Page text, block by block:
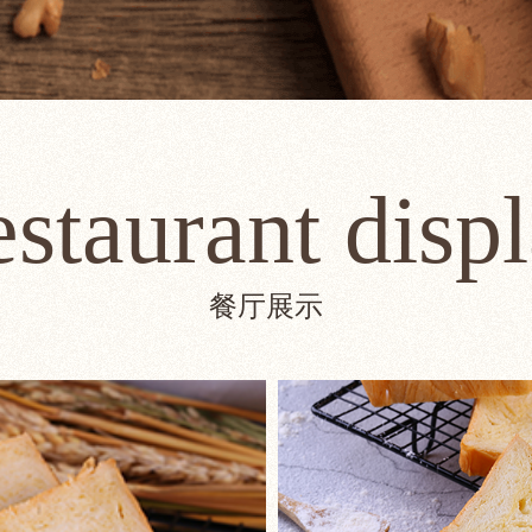
餐厅展示